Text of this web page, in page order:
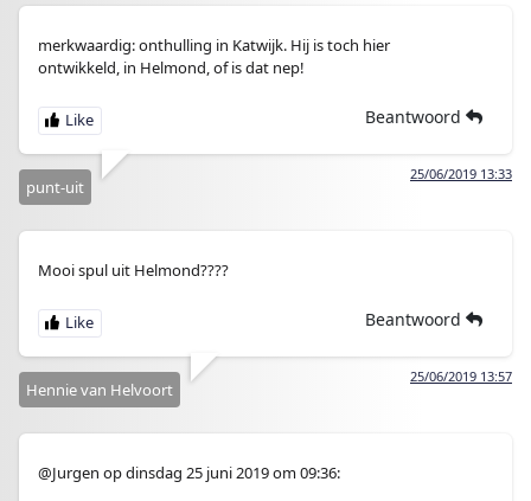
merkwaardig: onthulling in Katwijk. Hij is toch hier
ontwikkeld, in Helmond, of is dat nep!
Beantwoord
25/06/2019 13:33
punt-uit
Mooi spul uit Helmond????
Beantwoord
25/06/2019 13:57
Hennie van Helvoort
@Jurgen op dinsdag 25 juni 2019 om 09:36: